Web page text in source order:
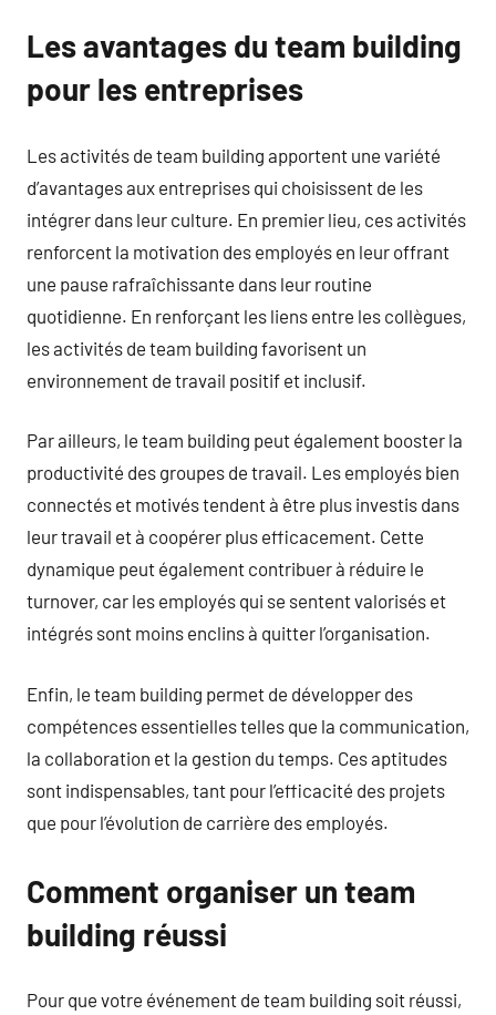
Les avantages du team building
pour les entreprises
Les activités de team building apportent une variété
d’avantages aux entreprises qui choisissent de les
intégrer dans leur culture. En premier lieu, ces activités
renforcent la motivation des employés en leur offrant
une pause rafraîchissante dans leur routine
quotidienne. En renforçant les liens entre les collègues,
les activités de team building favorisent un
environnement de travail positif et inclusif.
Par ailleurs, le team building peut également booster la
productivité des groupes de travail. Les employés bien
connectés et motivés tendent à être plus investis dans
leur travail et à coopérer plus efficacement. Cette
dynamique peut également contribuer à réduire le
turnover, car les employés qui se sentent valorisés et
intégrés sont moins enclins à quitter l’organisation.
Enfin, le team building permet de développer des
compétences essentielles telles que la communication,
la collaboration et la gestion du temps. Ces aptitudes
sont indispensables, tant pour l’efficacité des projets
que pour l’évolution de carrière des employés.
Comment organiser un team
building réussi
Pour que votre événement de team building soit réussi,